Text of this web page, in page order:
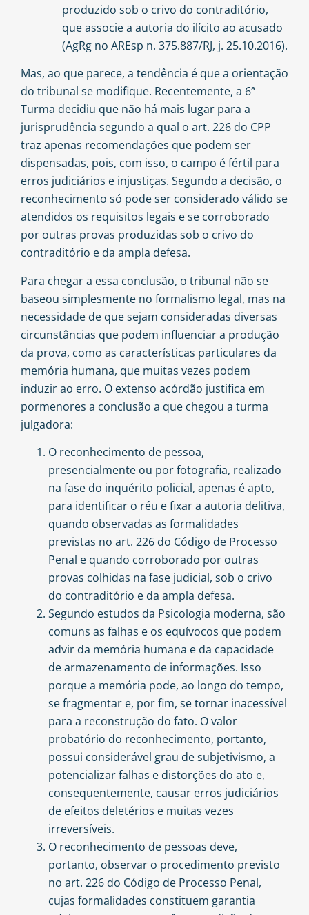
produzido sob o crivo do contraditório,
que associe a autoria do ilícito ao acusado
(AgRg no AREsp n. 375.887/RJ, j. 25.10.2016).
Mas, ao que parece, a tendência é que a orientação
do tribunal se modifique. Recentemente, a 6ª
Turma decidiu que não há mais lugar para a
jurisprudência segundo a qual o art. 226 do CPP
traz apenas recomendações que podem ser
dispensadas, pois, com isso, o campo é fértil para
erros judiciários e injustiças. Segundo a decisão, o
reconhecimento só pode ser considerado válido se
atendidos os requisitos legais e se corroborado
por outras provas produzidas sob o crivo do
contraditório e da ampla defesa.
Para chegar a essa conclusão, o tribunal não se
baseou simplesmente no formalismo legal, mas na
necessidade de que sejam consideradas diversas
circunstâncias que podem influenciar a produção
da prova, como as características particulares da
memória humana, que muitas vezes podem
induzir ao erro. O extenso acórdão justifica em
pormenores a conclusão a que chegou a turma
julgadora:
O reconhecimento de pessoa,
presencialmente ou por fotografia, realizado
na fase do inquérito policial, apenas é apto,
para identificar o réu e fixar a autoria delitiva,
quando observadas as formalidades
previstas no art. 226 do Código de Processo
Penal e quando corroborado por outras
provas colhidas na fase judicial, sob o crivo
do contraditório e da ampla defesa.
Segundo estudos da Psicologia moderna, são
comuns as falhas e os equívocos que podem
advir da memória humana e da capacidade
de armazenamento de informações. Isso
porque a memória pode, ao longo do tempo,
se fragmentar e, por fim, se tornar inacessível
para a reconstrução do fato. O valor
probatório do reconhecimento, portanto,
possui considerável grau de subjetivismo, a
potencializar falhas e distorções do ato e,
consequentemente, causar erros judiciários
de efeitos deletérios e muitas vezes
irreversíveis.
O reconhecimento de pessoas deve,
portanto, observar o procedimento previsto
no art. 226 do Código de Processo Penal,
cujas formalidades constituem garantia